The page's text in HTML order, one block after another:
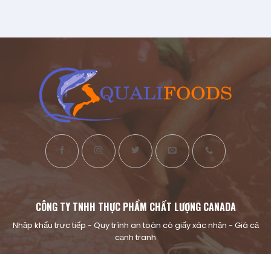
CÔNG TY TNHH THỰC PHẨM CHẤT LƯỢNG CANADA
Nhập khẩu trực tiếp - Quy trình an toàn có giấy xác nhận - Giá cả
cạnh tranh